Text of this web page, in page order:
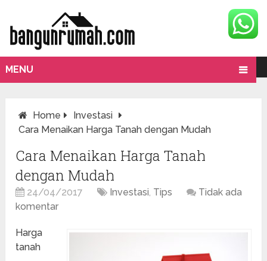
MENU
Home
Investasi
Cara Menaikan Harga Tanah dengan Mudah
Cara Menaikan Harga Tanah
dengan Mudah
24/04/2017 Investasi, Tips
Tidak ada
komentar
Harga
tanah